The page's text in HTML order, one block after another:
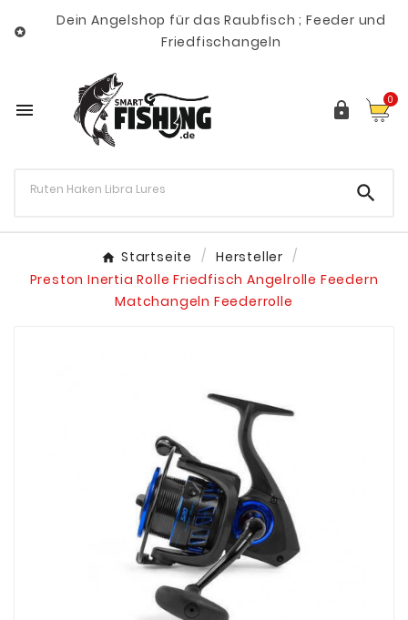

Dein Angelshop für das Raubfisch ; Feeder und
Friedfischangeln
  0

Startseite
Hersteller
Preston Inertia Rolle Friedfisch Angelrolle Feedern
Matchangeln Feederrolle